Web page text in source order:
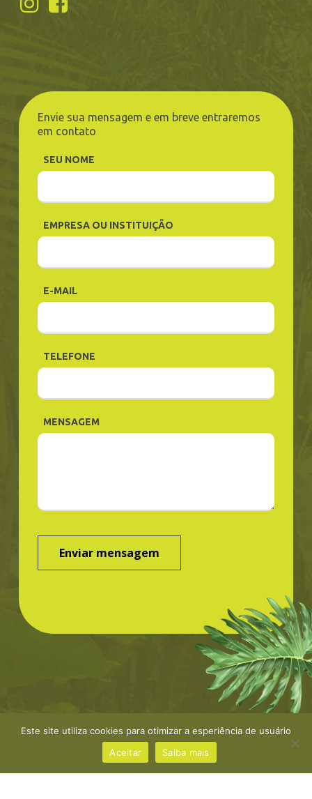
Envie sua mensagem e em breve entraremos
em contato
SEU NOME
EMPRESA OU INSTITUIÇÃO
E-MAIL
TELEFONE
MENSAGEM
©Greenbond | site porNaçãoDesign |Política de
privacidade
Este site utiliza cookies para otimizar a esperiência de usuário
Aceitar
Saiba mais